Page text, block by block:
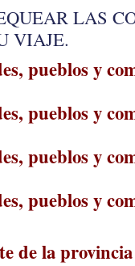
LAS
VIAJE.
pueblos y
pueblos y
pueblos y
pueblos y
de la provincia